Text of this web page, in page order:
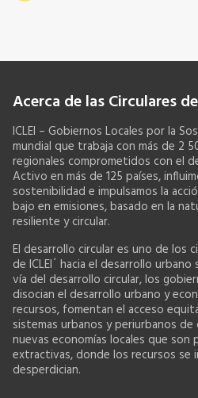
Acerca de las Circulares
ICLEI – Gobiernos Locales por la
mundial que trabaja con más de 2
regionales comprometidos con el
Activo en más de 125 países,
sostenibilidad e impulsamos la
bajo en emisiones, basado en la
resiliente y circular.
El desarrollo circular es uno de los
de ICLEI´ hacia el desarrollo
vía del desarrollo circular, los
disocian el desarrollo urbano y
recursos, fomentan el acceso
sistemas urbanos y periurbanos
nuevas economías locales que
extractivas, donde los recursos se
desperdician.